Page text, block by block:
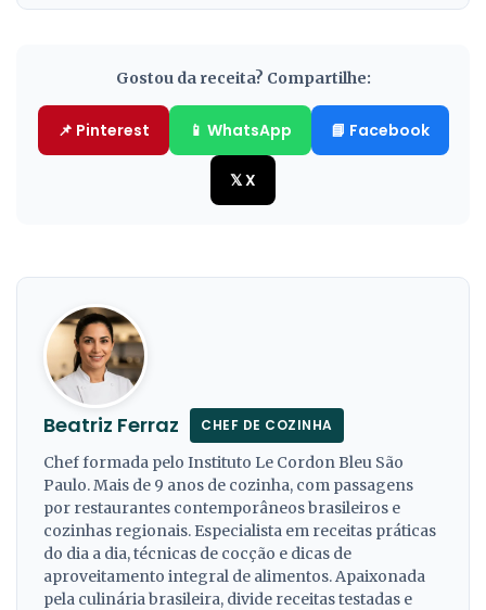
Gostou da receita? Compartilhe:
📌 Pinterest 📱 WhatsApp 📘 Facebook
𝕏 X
Beatriz Ferraz CHEF DE COZINHA
Chef formada pelo Instituto Le Cordon Bleu São
Paulo. Mais de 9 anos de cozinha, com passagens
por restaurantes contemporâneos brasileiros e
cozinhas regionais. Especialista em receitas práticas
do dia a dia, técnicas de cocção e dicas de
aproveitamento integral de alimentos. Apaixonada
pela culinária brasileira, divide receitas testadas e